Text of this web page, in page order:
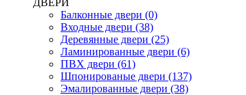
Балконные двери (0)
Входные двери (38)
Деревянные двери (25)
Ламинированные двери (6)
ПВХ двери (61)
Шпонированые двери (137)
Эмалированные двери (38)